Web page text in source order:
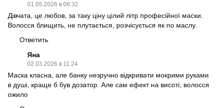
01.05.2026 в 06:32
Дівчата, це любов, за таку ціну цілий літр професійної маски.
Волосся блищить, не плутається, розчісується як по маслу.
Ответить
Яна
02.03.2026 в 11:24
Маска класна, але банку незручно відкривати мокрими руками
в душі, краще б був дозатор. Але сам ефект на висоті, волосся
ожило